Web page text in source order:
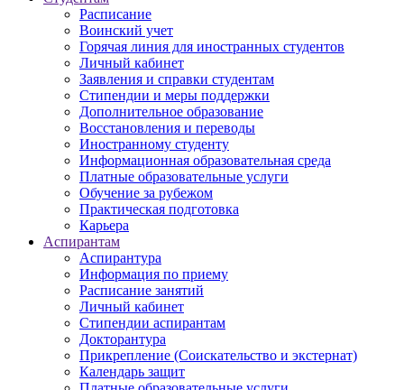
Расписание
Воинский учет
Горячая линия для иностранных студентов
Личный кабинет
Заявления и справки студентам
Стипендии и меры поддержки
Дополнительное образование
Восстановления и переводы
Иностранному студенту
Информационная образовательная среда
Платные образовательные услуги
Обучение за рубежом
Практическая подготовка
Карьера
Аспирантам
Аспирантура
Информация по приему
Расписание занятий
Личный кабинет
Стипендии аспирантам
Докторантура
Прикрепление (Соискательство и экстернат)
Календарь защит